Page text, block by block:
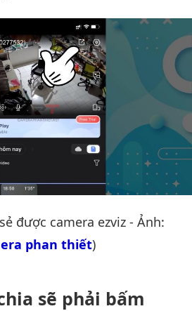
được camera ezviz - Ảnh:
phan thiết)
sẽ phải bấm